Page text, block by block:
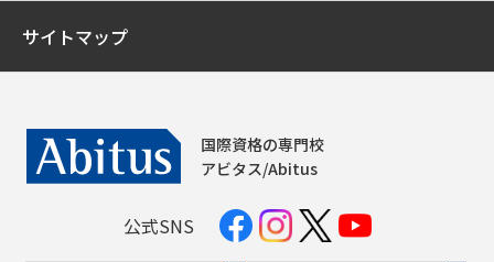
サイトマップ
国際資格の専門校
アビタス/Abitus
公式SNS